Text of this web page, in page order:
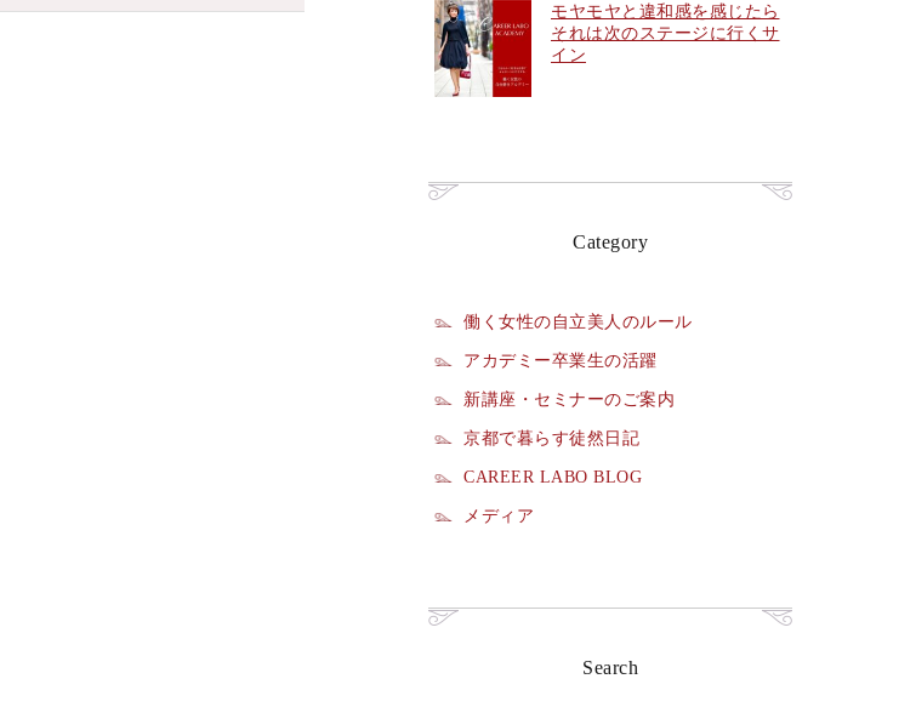
モヤモヤと違和感を感じたら
それは次のステージに行くサ
イン
Category
働く女性の自立美人のルール
アカデミー卒業生の活躍
新講座・セミナーのご案内
京都で暮らす徒然日記
CAREER LABO BLOG
メディア
Search